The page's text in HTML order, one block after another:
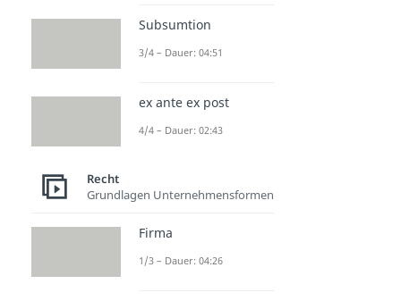
Subsumtion
3/4 – Dauer: 04:51
ex ante ex post
4/4 – Dauer: 02:43
Recht
Grundlagen Unternehmensformen
Firma
1/3 – Dauer: 04:26